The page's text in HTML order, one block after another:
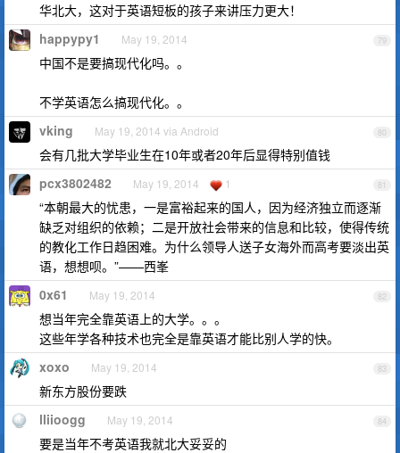
华北大，这对于英语短板的孩子来讲压力更大！
79
happypy1 May 19, 2014
中国不是要搞现代化吗。。
不学英语怎么搞现代化。。
80
vking May 19, 2014 via Android
会有几批大学毕业生在10年或者20年后显得特别值钱
81
pcx3802482 May 19, 2014 1
“本朝最大的忧患，一是富裕起来的国人，因为经济独立而逐渐
缺乏对组织的依赖；二是开放社会带来的信息和比较，使得传统
的教化工作日趋困难。为什么领导人送子女海外而高考要淡出英
语，想想呗。”——西峯
82
0x61 May 19, 2014
想当年完全靠英语上的大学。。。
这些年学各种技术也完全是靠英语才能比别人学的快。
83
xoxo May 19, 2014
新东方股份要跌
84
lliioogg May 19, 2014
要是当年不考英语我就北大妥妥的